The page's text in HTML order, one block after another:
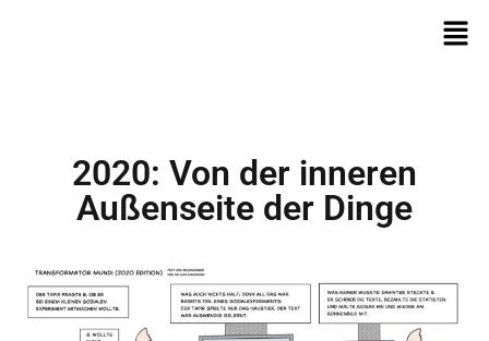
2020: Von der inneren
Außenseite der Dinge